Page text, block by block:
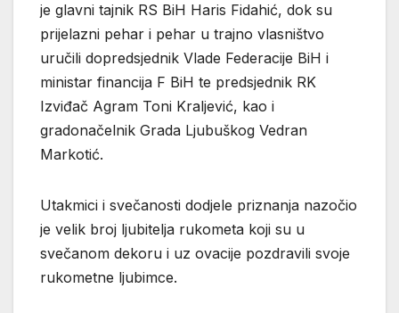
je glavni tajnik RS BiH Haris Fidahić, dok su
prijelazni pehar i pehar u trajno vlasništvo
uručili dopredsjednik Vlade Federacije BiH i
ministar financija F BiH te predsjednik RK
Izviđač Agram Toni Kraljević, kao i
gradonačelnik Grada Ljubuškog Vedran
Markotić.
Utakmici i svečanosti dodjele priznanja nazočio
je velik broj ljubitelja rukometa koji su u
svečanom dekoru i uz ovacije pozdravili svoje
rukometne ljubimce.